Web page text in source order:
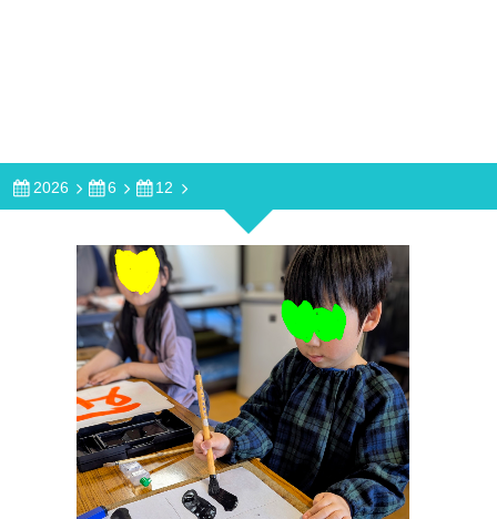
2026 6 12